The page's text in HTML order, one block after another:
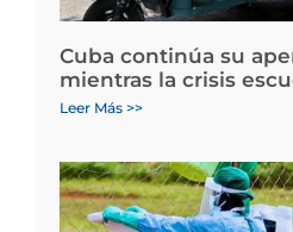
Cuba continúa su
mientras la crisis
Leer Más >>